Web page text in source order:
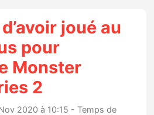
joué au
pour
Monster
2
2020 à 10:15 - Temps de